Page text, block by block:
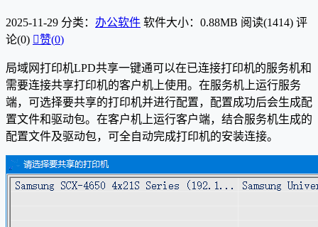
2025-11-29 分类： 办公软件 软件大小：0.88MB 阅读(1414) 评
论(0) 赞(0)
局域网打印机LPD共享一键通可以在已连接打印机的服务机和
需要连接共享打印机的客户机上使用。在服务机上运行服务
端，可选择要共享的打印机并进行配置，配置成功后会生成配
置文件和驱动包。在客户机上运行客户端，结合服务机生成的
配置文件及驱动包，可全自动完成打印机的安装连接。